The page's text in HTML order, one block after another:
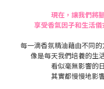
現在，讓我們將
享受香氣因子和生活
每一滴香氛精油藉由不同
像是每天我們培養的生
看似毫無影響的
其實都慢慢地影